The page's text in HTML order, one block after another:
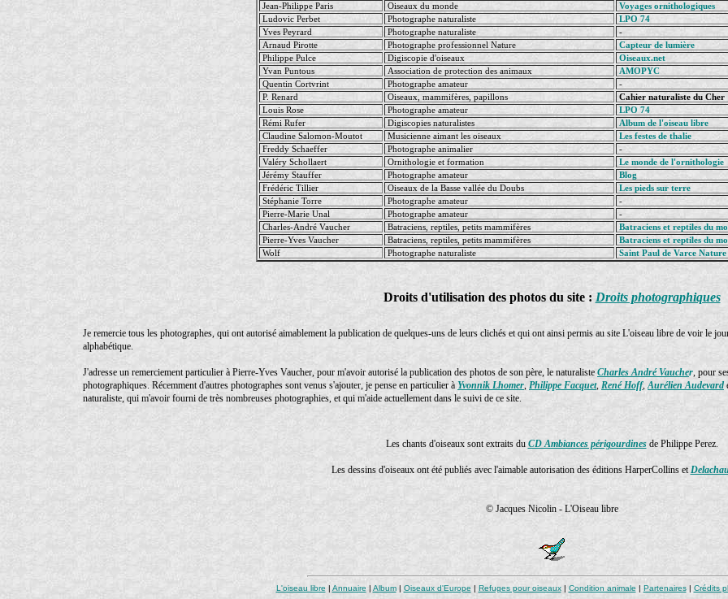
Jean-Philippe Paris
Oiseaux du monde
Voyages ornithologiques
Ludovic Perbet
Photographe naturaliste
LPO 74
Yves Peyrard
Photographe naturaliste
-
Arnaud Pirotte
Photographe professionnel Nature
Capteur de lumière
Philippe Pulce
Digiscopie d'oiseaux
Oiseaux.net
Yvan Puntous
Association de protection des animaux
AMOPYC
Quentin Cortvrint
Photographe amateur
-
P. Renard
Oiseaux, mammifères, papillons
Cahier naturaliste du Cher
Louis Rose
Photographe amateur
LPO 74
Rémi Rufer
Digiscopies naturalistes
Album de l'oiseau libre
Claudine Salomon-Moutot
Musicienne aimant les oiseaux
Les festes de thalie
Freddy Schaeffer
Photographe animalier
-
Valéry Schollaert
Ornithologie et formation
Le monde de l'ornithologie
Jérémy Stauffer
Photographe amateur
Blog
Frédéric Tillier
Oiseaux de la Basse vallée du Doubs
Les pieds sur terre
Stéphanie Torre
Photographe amateur
-
Pierre-Marie Unal
Photographe amateur
-
Charles-André Vaucher
Batraciens, reptiles, petits mammifères
Batraciens et reptiles du
Pierre-Yves Vaucher
Batraciens, reptiles, petits mammifères
Batraciens et reptiles du
Wolf
Photographe naturaliste Saint Paul de Varce Nature
Droits d'utilisation des photos du site : Droits photographiques
Je remercie tous les photographes, qui ont autorisé aimablement la publication de quelques-uns de leurs clichés et qui ont ainsi permis au site L'oiseau libre de voir le
alphabétique.
J'adresse un remerciement particulier à Pierre-Yves Vaucher, pour m'avoir autorisé la publication des photos de son père, le naturaliste Charles André Vaucher, pour
photographiques. Récemment d'autres photographes sont venus s'ajouter, je pense en particulier à Yvonnik Lhomer, Philippe Facquet, René Hoff,Aurélien Audevard
naturaliste, qui m'avoir fourni de très nombreuses photographies, et qui m'aide actuellement dans le suivi de ce site.
Les chants d'oiseaux sont extraits du CD Ambiances périgourdinesde Philippe Perez.
Les dessins d'oiseaux ont été publiés avec l'aimable autorisation des éditions HarperCollins et
© Jacques Nicolin - L'Oiseau libre
L'oiseau libre | Annuaire | Album| Oiseaux d'Europe | Refuges pour oiseaux| Condition animale | Partenaires| Crédits